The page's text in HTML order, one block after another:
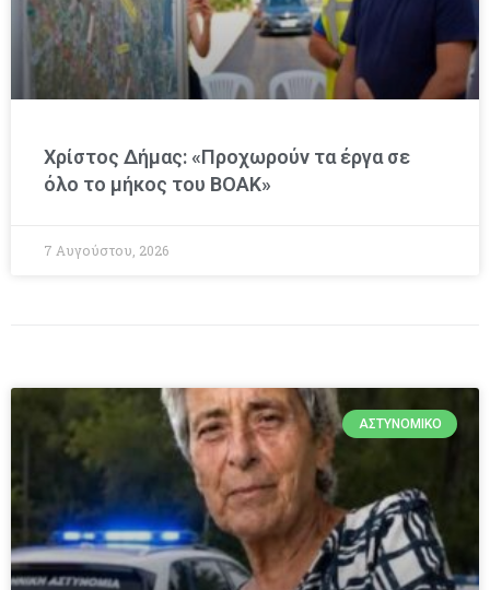
Χρίστος Δήμας: «Προχωρούν τα έργα σε
όλο το μήκος του ΒΟΑΚ»
7 Αυγούστου, 2026
ΑΣΤΥΝΟΜΙΚΌ